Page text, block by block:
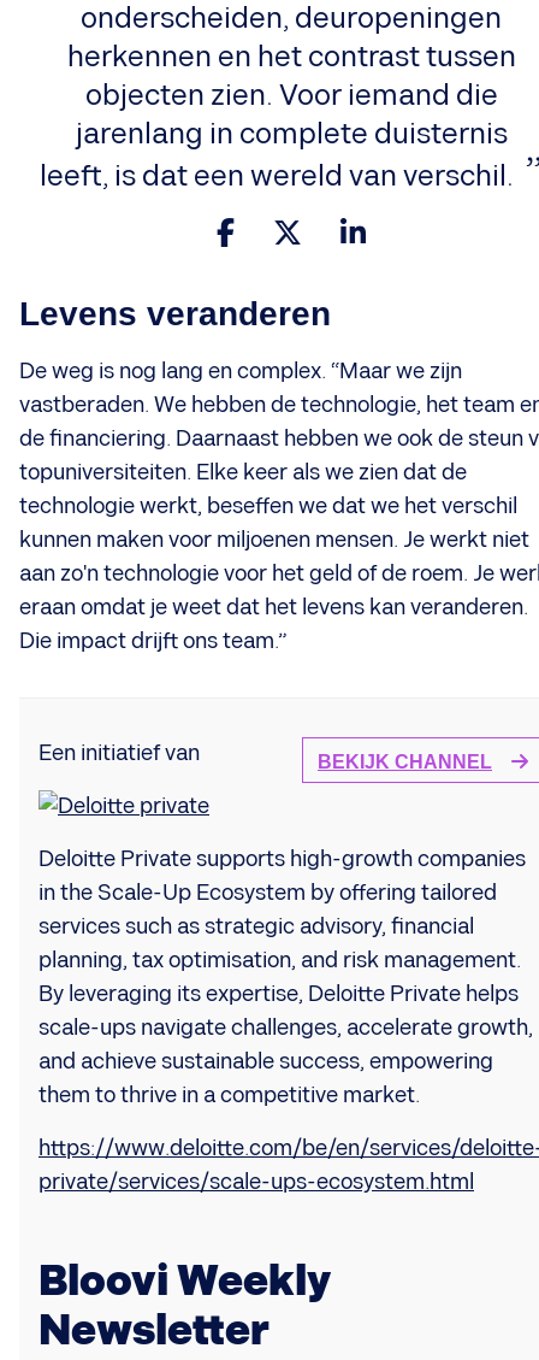
onderscheiden, deuropeningen
herkennen en het contrast tussen
objecten zien. Voor iemand die
jarenlang in complete duisternis
leeft, is dat een wereld van verschil.
Levens veranderen
De weg is nog lang en complex. “Maar we zijn
vastberaden. We hebben de technologie, het team
de financiering. Daarnaast hebben we ook de steun
topuniversiteiten. Elke keer als we zien dat de
technologie werkt, beseffen we dat we het verschil
kunnen maken voor miljoenen mensen. Je werkt niet
aan zo'n technologie voor het geld of de roem. Je
eraan omdat je weet dat het levens kan veranderen.
Die impact drijft ons team.”
BEKIJK CHANNEL
Een initiatief van
Deloitte Private supports high-growth companies
in the Scale-Up Ecosystem by offering tailored
services such as strategic advisory, financial
planning, tax optimisation, and risk management.
By leveraging its expertise, Deloitte Private helps
scale-ups navigate challenges, accelerate growth,
and achieve sustainable success, empowering
them to thrive in a competitive market.
https://www.deloitte.com/be/en/services/
private/services/scale-ups-ecosystem.html
Bloovi Weekly
Newsletter